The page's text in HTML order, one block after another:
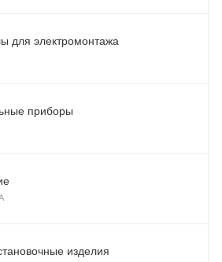
для электромонтажа
приборы
изделия